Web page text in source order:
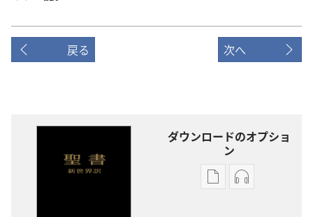
戻る 次へ
ダウンロードのオプショ
ン
出
オー